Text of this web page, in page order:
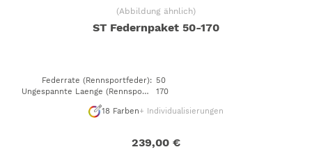
(Abbildung ähnlich)
ST Federnpaket 50-170
Federrate (Rennsportfeder): 50
Ungespannte Laenge (Rennsportfeder)
170
18 Farben+ Individualisierungen
239,00 €